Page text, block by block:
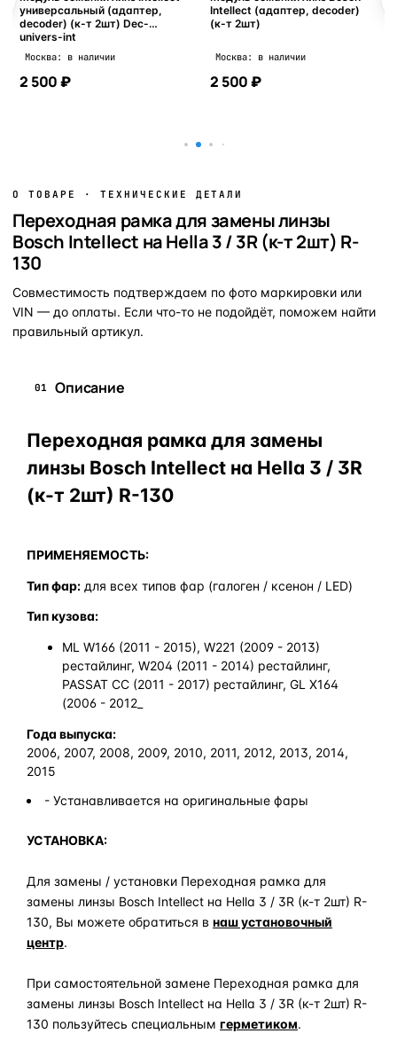
универсальный (адаптер,
decoder) (к-т 2шт) Dec-
univers-int
Москва: в наличии
2 500 ₽
Intellect (адаптер, decoder)
(к-т 2шт)
Москва: в наличии
2 500 ₽
О ТОВАРЕ · ТЕХНИЧЕСКИЕ ДЕТАЛИ
Переходная рамка для замены линзы
Bosch Intellect на Hella 3 / 3R (к-т 2шт) R-
130
Совместимость подтверждаем по фото маркировки или
VIN — до оплаты. Если что-то не подойдёт, поможем найти
правильный артикул.
01 Описание
Переходная рамка для замены
линзы Bosch Intellect на Hella 3 / 3R
(к-т 2шт) R-130
ПРИМЕНЯЕМОСТЬ:
Тип фар: для всех типов фар (галоген / ксенон / LED)
Тип кузова:
ML W166 (2011 - 2015), W221 (2009 - 2013)
рестайлинг, W204 (2011 - 2014) рестайлинг,
PASSAT CC (2011 - 2017) рестайлинг, GL X164
(2006 - 2012_
Года выпуска:
2006, 2007, 2008, 2009, 2010, 2011, 2012, 2013, 2014,
2015
- Устанавливается на оригинальные фары
УСТАНОВКА:
Для замены / установки Переходная рамка для
замены линзы Bosch Intellect на Hella 3 / 3R (к-т 2шт) R-
130, Вы можете обратиться в наш установочный
центр.
При самостоятельной замене Переходная рамка для
замены линзы Bosch Intellect на Hella 3 / 3R (к-т 2шт) R-
130 пользуйтесь специальным герметиком.